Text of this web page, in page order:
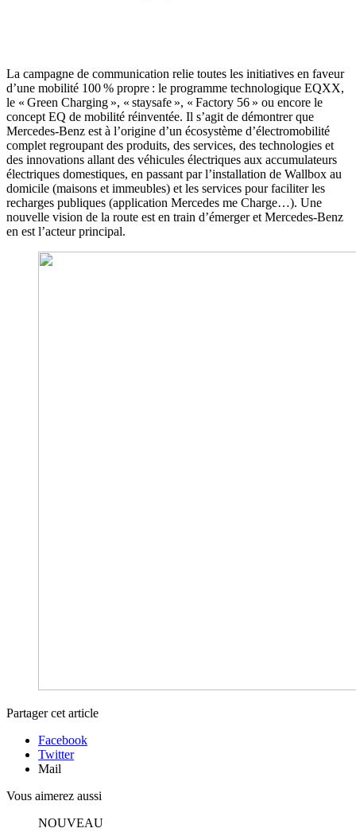
La campagne de communication relie toutes les initiatives en faveur
d’une mobilité 100 % propre : le programme technologique EQXX,
le « Green Charging », « staysafe », « Factory 56 » ou encore le
concept EQ de mobilité réinventée. Il s’agit de démontrer que
Mercedes-Benz est à l’origine d’un écosystème d’électromobilité
complet regroupant des produits, des services, des technologies et
des innovations allant des véhicules électriques aux accumulateurs
électriques domestiques, en passant par l’installation de Wallbox au
domicile (maisons et immeubles) et les services pour faciliter les
recharges publiques (application Mercedes me Charge…). Une
nouvelle vision de la route est en train d’émerger et Mercedes-Benz
en est l’acteur principal.
Partager cet article
Facebook
Twitter
Mail
Vous aimerez aussi
NOUVEAU